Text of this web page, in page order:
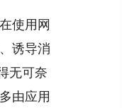
使用网
诱导消
无可奈
由应用